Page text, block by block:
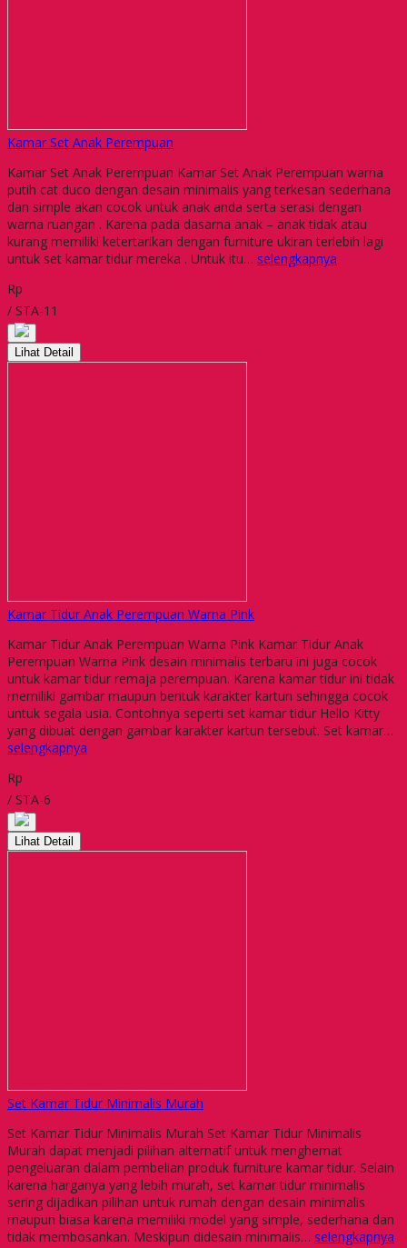
Kamar Set Anak Perempuan
Kamar Set Anak Perempuan Kamar Set Anak Perempuan warna
putih cat duco dengan desain minimalis yang terkesan sederhana
dan simple akan cocok untuk anak anda serta serasi dengan
warna ruangan . Karena pada dasarna anak – anak tidak atau
kurang memiliki ketertarikan dengan furniture ukiran terlebih lagi
untuk set kamar tidur mereka . Untuk itu… selengkapnya
Rp
/ STA-11
Lihat Detail
Kamar Tidur Anak Perempuan Warna Pink
Kamar Tidur Anak Perempuan Warna Pink Kamar Tidur Anak
Perempuan Warna Pink desain minimalis terbaru ini juga cocok
untuk kamar tidur remaja perempuan. Karena kamar tidur ini tidak
memiliki gambar maupun bentuk karakter kartun sehingga cocok
untuk segala usia. Contohnya seperti set kamar tidur Hello Kitty
yang dibuat dengan gambar karakter kartun tersebut. Set kamar…
selengkapnya
Rp
/ STA-6
Lihat Detail
Set Kamar Tidur Minimalis Murah
Set Kamar Tidur Minimalis Murah Set Kamar Tidur Minimalis
Murah dapat menjadi pilihan alternatif untuk menghemat
pengeluaran dalam pembelian produk furniture kamar tidur. Selain
karena harganya yang lebih murah, set kamar tidur minimalis
sering dijadikan pilihan untuk rumah dengan desain minimalis
maupun biasa karena memiliki model yang simple, sederhana dan
tidak membosankan. Meskipun didesain minimalis… selengkapnya